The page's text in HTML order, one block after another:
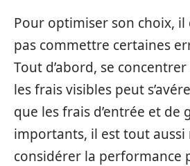
Pour optimiser son choix, il
pas commettre certaines
Tout d’abord, se
les frais visibles peut
que les frais d’entrée et de
importants, il est tout aussi
considérer la performance